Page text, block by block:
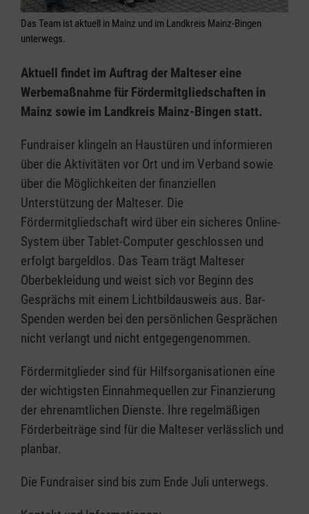
Das Team ist aktuell in Mainz und im Landkreis Mainz-Bingen
unterwegs.
Aktuell findet im Auftrag der Malteser eine
Werbemaßnahme für Fördermitgliedschaften in
Mainz sowie im Landkreis Mainz-Bingen statt.
Fundraiser klingeln an Haustüren und informieren
über die Aktivitäten vor Ort und im Verband sowie
über die Möglichkeiten der finanziellen
Unterstützung der Malteser. Die
Fördermitgliedschaft wird über ein sicheres Online-
System über Tablet-Computer geschlossen und
erfolgt bargeldlos. Das Team trägt Malteser
Oberbekleidung und weist sich vor Beginn des
Gesprächs mit einem Lichtbildausweis aus. Bar-
Spenden werden bei den persönlichen Gesprächen
nicht verlangt und nicht entgegengenommen.
Fördermitglieder sind für Hilfsorganisationen eine
der wichtigsten Einnahmequellen zur Finanzierung
der ehrenamtlichen Dienste. Ihre regelmäßigen
Förderbeiträge sind für die Malteser verlässlich und
planbar.
Die Fundraiser sind bis zum Ende Juli unterwegs.